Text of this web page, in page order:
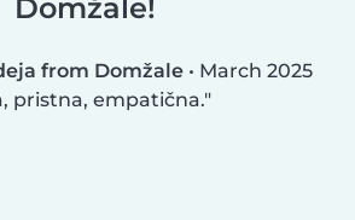
Domžale!
from Domžale • March 2025
pristna, empatična.